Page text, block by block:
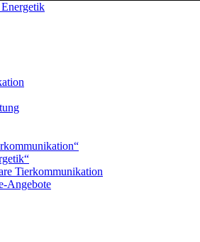
Tierkommunikation
Angebote